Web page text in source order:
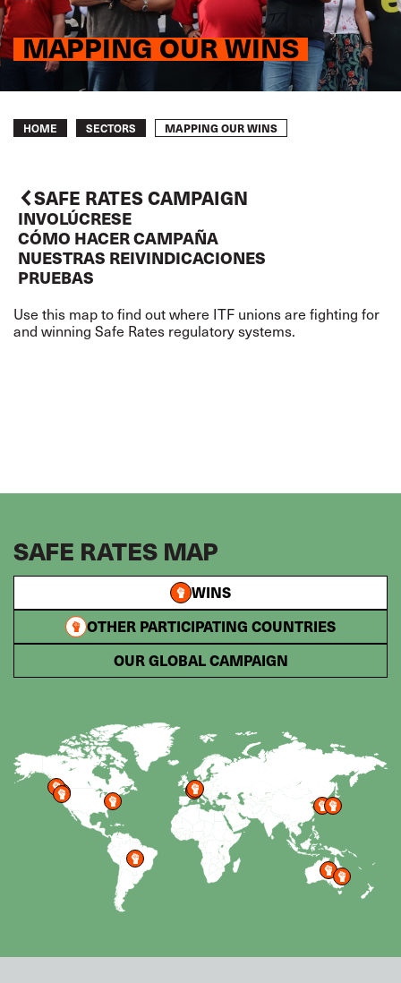
MAPPING OUR WINS
Breadcrumb
HOME SECTORS MAPPING OUR WINS
SAFE RATES CAMPAIGN
INVOLÚCRESE
CÓMO HACER CAMPAÑA
NUESTRAS REIVINDICACIONES
PRUEBAS
Use this map to find out where ITF unions are fighting for
and winning Safe Rates regulatory systems.
SAFE RATES MAP
WINS
OTHER PARTICIPATING COUNTRIES
OUR GLOBAL CAMPAIGN